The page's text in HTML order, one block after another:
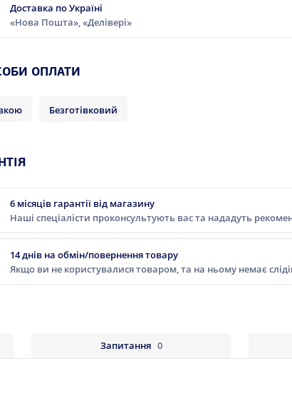
Доставка по Україні
«Нова Пошта», «Делівері»
ОПЛАТИ
Безготівковий
6 місяців гарантії від магазину
Наші спеціалісти проконсультують вас та нададуть
14 днів на обмін/повернення товару
Якщо ви не користувалися товаром, та на ньому немає
Запитання 0